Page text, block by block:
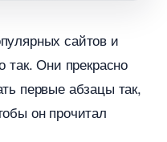
сайтов и
так. Они прекрасно
первые абзацы так,
он прочитал